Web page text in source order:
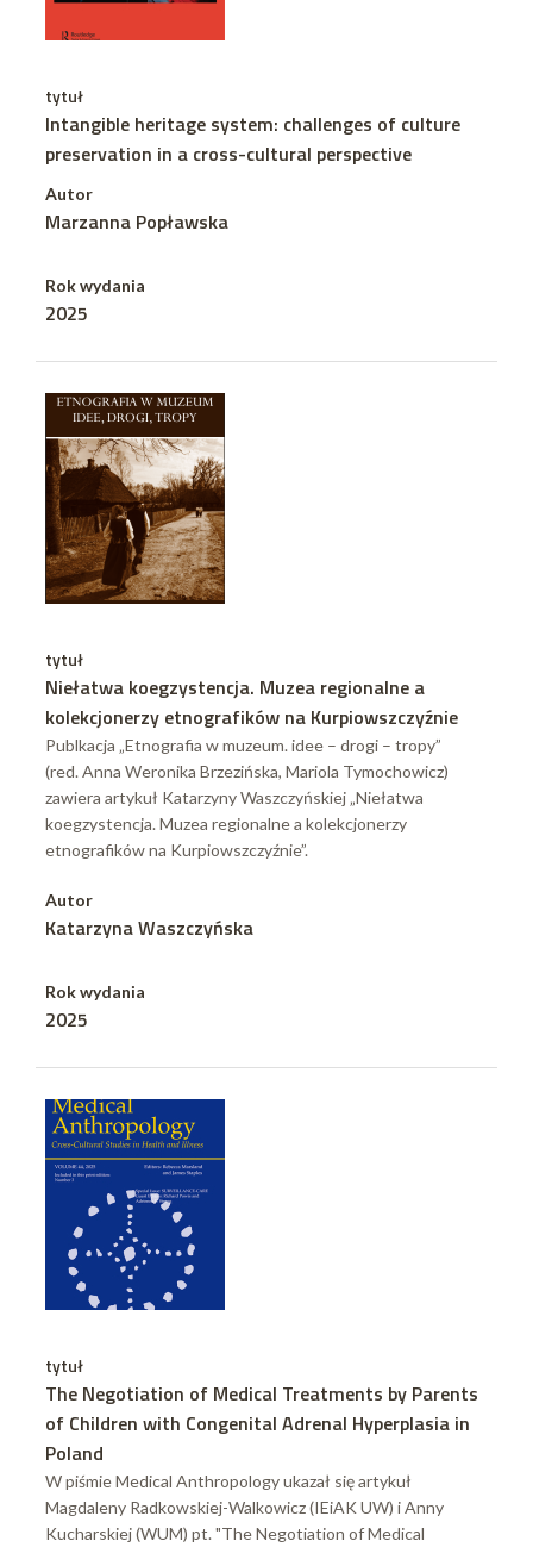
tytuł
Intangible heritage system: challenges of culture
preservation in a cross-cultural perspective
Autor
Marzanna Popławska
Rok wydania
2025
tytuł
Niełatwa koegzystencja. Muzea regionalne a
kolekcjonerzy etnografików na Kurpiowszczyźnie
Publkacja „Etnografia w muzeum. idee – drogi – tropy”
(red. Anna Weronika Brzezińska, Mariola Tymochowicz)
zawiera artykuł Katarzyny Waszczyńskiej „Niełatwa
koegzystencja. Muzea regionalne a kolekcjonerzy
etnografików na Kurpiowszczyźnie”.
Autor
Katarzyna Waszczyńska
Rok wydania
2025
tytuł
The Negotiation of Medical Treatments by Parents
of Children with Congenital Adrenal Hyperplasia in
Poland
W piśmie Medical Anthropology ukazał się artykuł
Magdaleny Radkowskiej-Walkowicz (IEiAK UW) i Anny
Kucharskiej (WUM) pt. "The Negotiation of Medical